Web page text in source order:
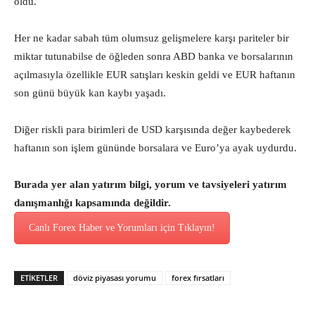
Her ne kadar sabah tüm olumsuz gelişmelere karşı pariteler bir
miktar tutunabilse de öğleden sonra ABD banka ve borsalarının
açılmasıyla özellikle EUR satışları keskin geldi ve EUR haftanın
son günü büyük kan kaybı yaşadı.
Diğer riskli para birimleri de USD karşısında değer kaybederek
haftanın son işlem gününde borsalara ve Euro’ya ayak uydurdu.
Burada yer alan yatırım bilgi, yorum ve tavsiyeleri yatırım
danışmanlığı kapsamında değildir.
Canlı Forex Haber ve Yorumları için Tıklayın!
ETİKETLER döviz piyasası yorumu forex fırsatları